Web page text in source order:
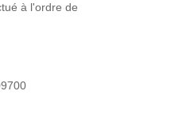
à l'ordre de